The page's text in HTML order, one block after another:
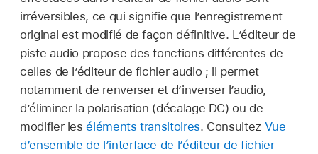
irréversibles, ce qui signifie que l’enregistrement
original est modifié de façon définitive. L’éditeur de
piste audio propose des fonctions différentes de
celles de l’éditeur de fichier audio ; il permet
notamment de renverser et d’inverser l’audio,
d’éliminer la polarisation (décalage DC) ou de
modifier leséléments transitoires. Consultez Vue
d’ensemble de l’interface de l’éditeur de fichier